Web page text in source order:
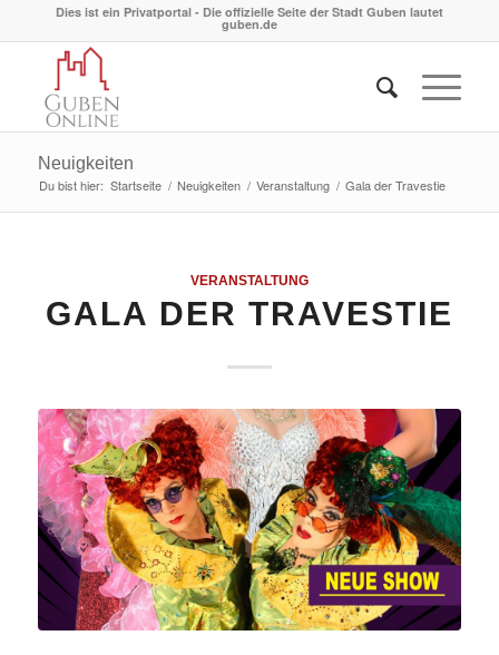
Dies ist ein Privatportal - Die offizielle Seite der Stadt Guben lautet
guben.de
Neuigkeiten
Du bist hier: Startseite / Neuigkeiten / Veranstaltung / Gala der Travestie
VERANSTALTUNG
GALA DER TRAVESTIE